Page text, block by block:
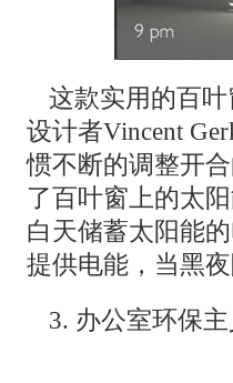
这款实用的百
设计者Vincent
惯不断的调整开
了百叶窗上的太
白天储蓄太阳能
提供电能，当黑
3. 办公室环保